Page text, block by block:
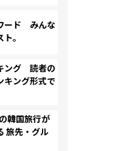
ード みんな
。
ング 読者の
キング形式で
韓国旅行が
旅先・グル